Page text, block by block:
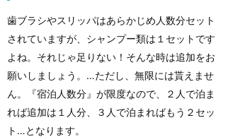
歯ブラシやスリッパはあらかじめ人数分セット
されていますが、シャンプー類は１セットです
よね。それじゃ足りない！そんな時は追加をお
願いしましょう。…ただし、無限には貰えませ
ん。『宿泊人数分』が限度なので、２人で泊ま
れば追加は１人分、３人で泊まればもう２セッ
ト…となります。